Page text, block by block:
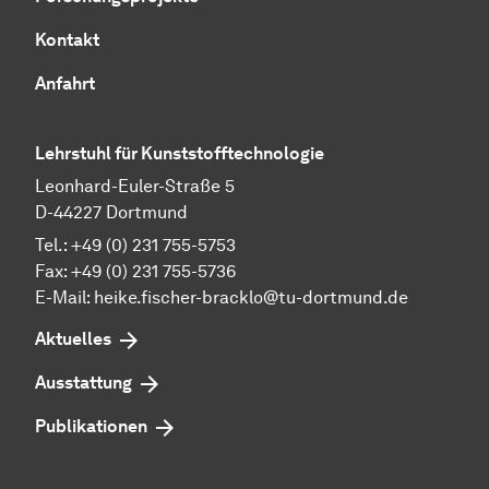
Kontakt
Anfahrt
Lehrstuhl für Kunststofftechnologie
Leonhard-Euler-Straße 5
D-44227 Dortmund
Tel.: +49 (0) 231 755-5753
Fax: +49 (0) 231 755-5736
E-Mail: heike.fischer-bracklo@tu-dortmund.de
Aktuelles
Ausstattung
Publikationen